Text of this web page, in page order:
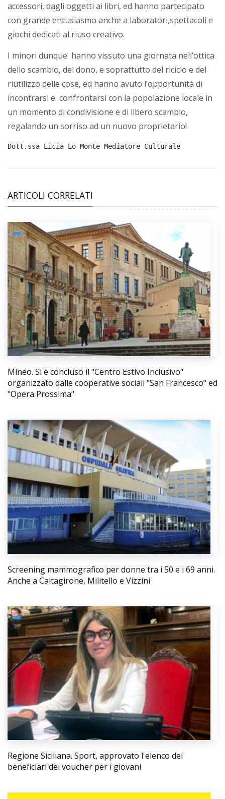
accessori, dagli oggetti ai libri, ed hanno partecipato
con grande entusiasmo anche a laboratori,spettacoli e
giochi dedicati al riuso creativo.
I minori dunque hanno vissuto una giornata nell’ottica
dello scambio, del dono, e soprattutto del riciclo e del
riutilizzo delle cose, ed hanno avuto l’opportunità di
incontrarsi e confrontarsi con la popolazione locale in
un momento di condivisione e di libero scambio,
regalando un sorriso ad un nuovo proprietario!
Dott.ssa Licia Lo Monte Mediatore Culturale
ARTICOLI CORRELATI
Mineo. Si è concluso il "Centro Estivo Inclusivo"
organizzato dalle cooperative sociali "San Francesco" ed
"Opera Prossima"
Screening mammografico per donne tra i 50 e i 69 anni.
Anche a Caltagirone, Militello e Vizzini
Regione Siciliana. Sport, approvato l'elenco dei
beneficiari dei voucher per i giovani